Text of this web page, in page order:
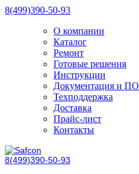
8(499)390-50-93
О компании
Каталог
Ремонт
Готовые решения
Инструкции
Документация и ПО
Техподдержка
Доставка
Прайс-лист
Контакты
8(499)390-50-93